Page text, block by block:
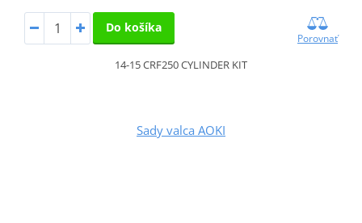
Do košíka
Porovnať
14-15 CRF250 CYLINDER KIT
Sady valca AOKI